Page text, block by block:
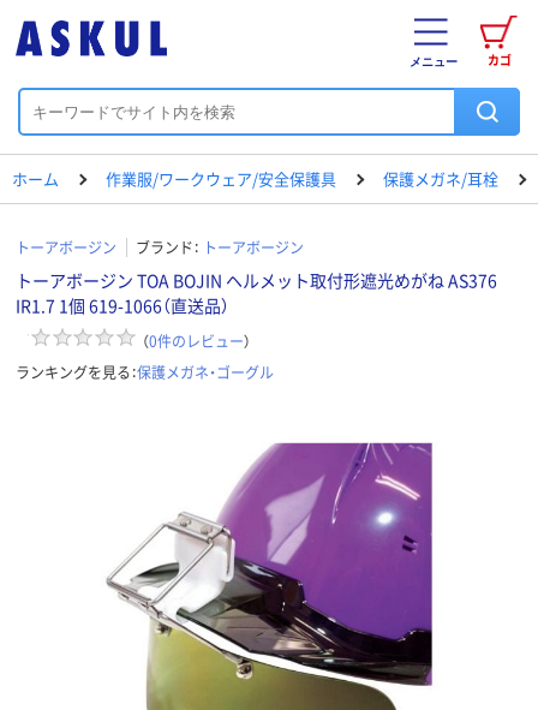
カゴ
メニュー
ホーム 作業服/ワークウェア/安全保護具 保護メガネ/耳栓
トーアボージン ブランド： トーアボージン
トーアボージン TOA BOJIN ヘルメット取付形遮光めがね AS376
IR1.7 1個 619-1066（直送品）
（0件のレビュー）
ランキングを見る：保護メガネ・ゴーグル